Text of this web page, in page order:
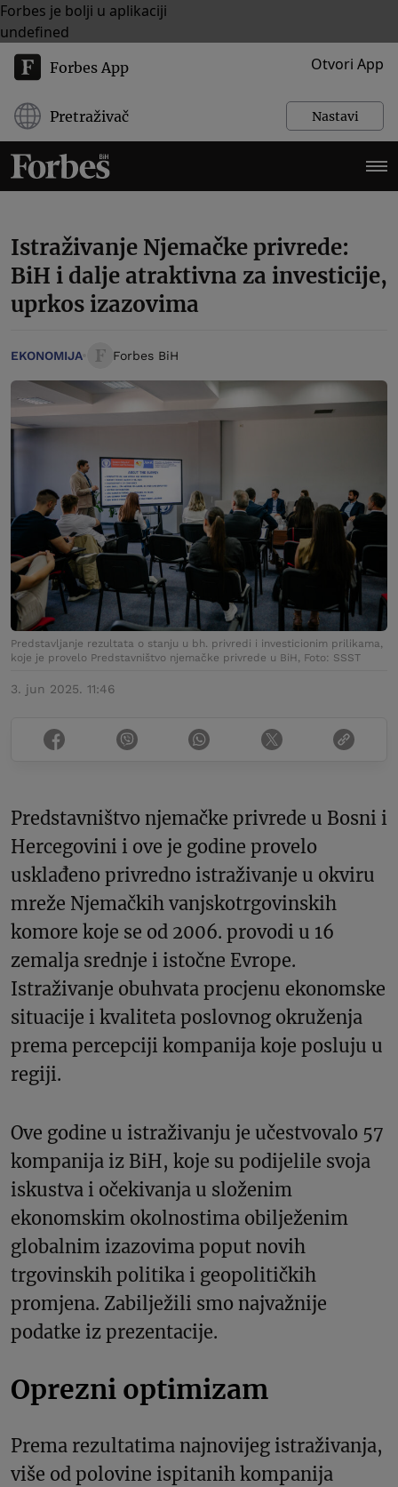
Forbes je bolji u aplikaciji
undefined
Forbes App Otvori App
Pretraživač Nastavi
Istraživanje Njemačke privrede:
BiH i dalje atraktivna za investicije,
uprkos izazovima
EKONOMIJA Forbes BiH
Predstavljanje rezultata o stanju u bh. privredi i investicionim prilikama,
koje je provelo Predstavništvo njemačke privrede u BiH, Foto: SSST
3. jun 2025. 11:46
Predstavništvo njemačke privrede u Bosni i
Hercegovini i ove je godine provelo
usklađeno privredno istraživanje u okviru
mreže Njemačkih vanjskotrgovinskih
komore koje se od 2006. provodi u 16
zemalja srednje i istočne Evrope.
Istraživanje obuhvata procjenu ekonomske
situacije i kvaliteta poslovnog okruženja
prema percepciji kompanija koje posluju u
regiji.
Ove godine u istraživanju je učestvovalo 57
kompanija iz BiH, koje su podijelile svoja
iskustva i očekivanja u složenim
ekonomskim okolnostima obilježenim
globalnim izazovima poput novih
trgovinskih politika i geopolitičkih
promjena. Zabilježili smo najvažnije
podatke iz prezentacije.
Oprezni optimizam
Prema rezultatima najnovijeg istraživanja,
više od polovine ispitanih kompanija